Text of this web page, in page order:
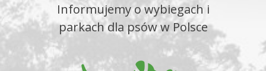
Informujemy o wybiegach i
parkach dla psów w Polsce